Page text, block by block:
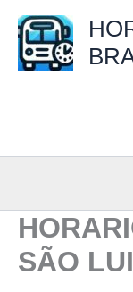
para
SÃO